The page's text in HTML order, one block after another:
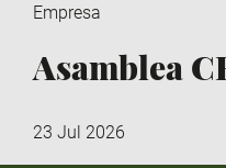
Empresa
Asamblea
23 Jul 2026